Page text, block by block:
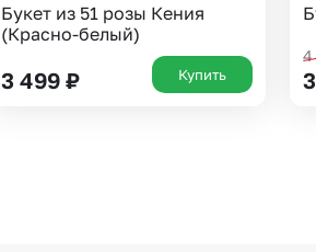
Букет из 51 розы Кения
(Красно-белый)
3 499₽ Купить
4